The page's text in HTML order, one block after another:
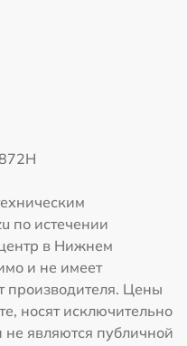
по истечении
в Нижнем
и не имеет
производителя. Цены
носят исключительно
являются публичной